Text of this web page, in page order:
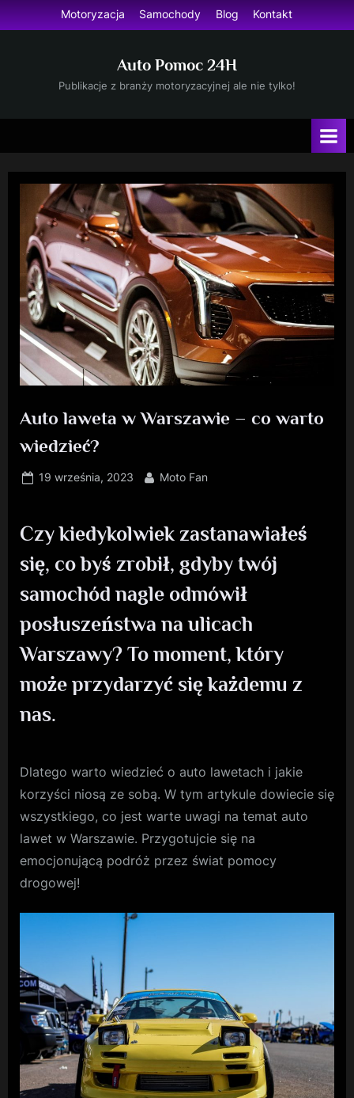
Skip
to
Motoryzacja Samochody Blog Kontakt
Auto Pomoc 24H
Publikacje z branży motoryzacyjnej ale nie tylko!
Auto laweta w Warszawie – co warto
wiedzieć?
Posted
19 września, 2023 By
Moto Fan
Czy kiedykolwiek zastanawiałeś
się, co byś zrobił, gdyby twój
samochód nagle odmówił
posłuszeństwa na ulicach
Warszawy? To moment, który
może przydarzyć się każdemu z
nas.
Dlatego warto wiedzieć o auto lawetach i jakie
korzyści niosą ze sobą. W tym artykule dowiecie się
wszystkiego, co jest warte uwagi na temat auto
lawet w Warszawie. Przygotujcie się na
emocjonującą podróż przez świat pomocy
drogowej!